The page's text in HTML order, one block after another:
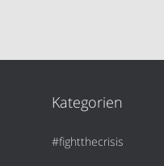
Kategorien
#fightthecrisis